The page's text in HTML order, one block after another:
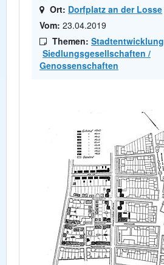
Ort: Dorfplatz an der Losse
Vom: 23.04.2019
Themen: Stadtentwicklung
Siedlungsgesellschaften /
Genossenschaften